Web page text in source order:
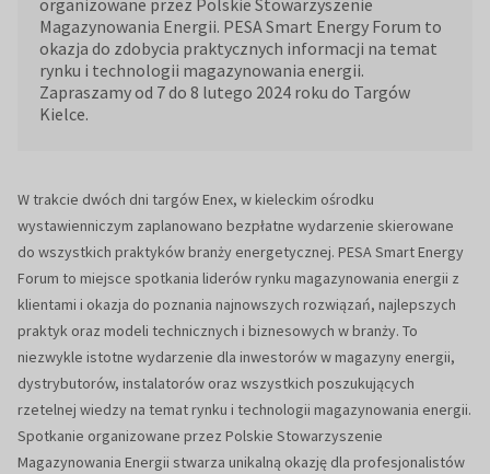
organizowane przez Polskie Stowarzyszenie
Magazynowania Energii. PESA Smart Energy Forum to
okazja do zdobycia praktycznych informacji na temat
rynku i technologii magazynowania energii.
Zapraszamy od 7 do 8 lutego 2024 roku do Targów
Kielce.
W trakcie dwóch dni targów Enex, w kieleckim ośrodku
wystawienniczym zaplanowano bezpłatne wydarzenie skierowane
do wszystkich praktyków branży energetycznej. PESA Smart Energy
Forum to miejsce spotkania liderów rynku magazynowania energii z
klientami i okazja do poznania najnowszych rozwiązań, najlepszych
praktyk oraz modeli technicznych i biznesowych w branży. To
niezwykle istotne wydarzenie dla inwestorów w magazyny energii,
dystrybutorów, instalatorów oraz wszystkich poszukujących
rzetelnej wiedzy na temat rynku i technologii magazynowania energii.
Spotkanie organizowane przez Polskie Stowarzyszenie
Magazynowania Energii stwarza unikalną okazję dla profesjonalistów